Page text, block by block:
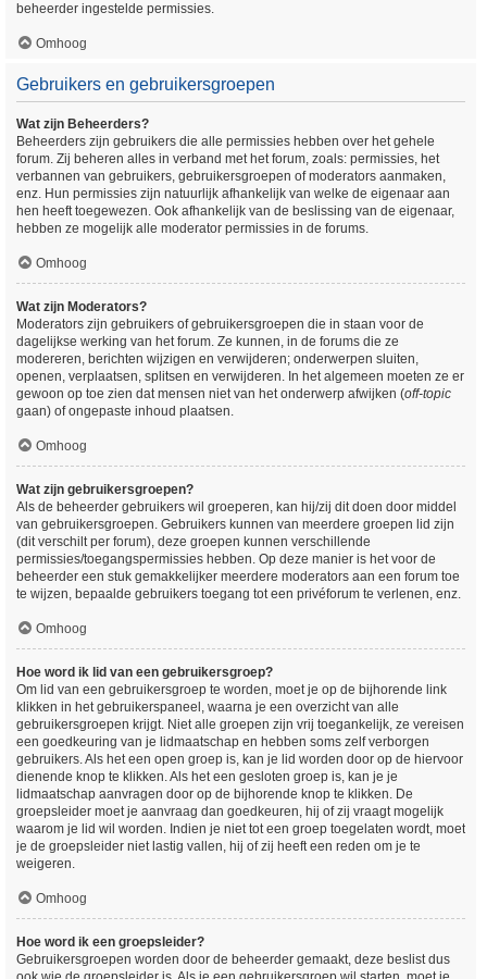
beheerder ingestelde permissies.
Omhoog
Gebruikers en gebruikersgroepen
Wat zijn Beheerders?
Beheerders zijn gebruikers die alle permissies hebben over het gehele
forum. Zij beheren alles in verband met het forum, zoals: permissies, het
verbannen van gebruikers, gebruikersgroepen of moderators aanmaken,
enz. Hun permissies zijn natuurlijk afhankelijk van welke de eigenaar aan
hen heeft toegewezen. Ook afhankelijk van de beslissing van de eigenaar,
hebben ze mogelijk alle moderator permissies in de forums.
Omhoog
Wat zijn Moderators?
Moderators zijn gebruikers of gebruikersgroepen die in staan voor de
dagelijkse werking van het forum. Ze kunnen, in de forums die ze
modereren, berichten wijzigen en verwijderen; onderwerpen sluiten,
openen, verplaatsen, splitsen en verwijderen. In het algemeen moeten ze er
gewoon op toe zien dat mensen niet van het onderwerp afwijken (off-topic
gaan) of ongepaste inhoud plaatsen.
Omhoog
Wat zijn gebruikersgroepen?
Als de beheerder gebruikers wil groeperen, kan hij/zij dit doen door middel
van gebruikersgroepen. Gebruikers kunnen van meerdere groepen lid zijn
(dit verschilt per forum), deze groepen kunnen verschillende
permissies/toegangspermissies hebben. Op deze manier is het voor de
beheerder een stuk gemakkelijker meerdere moderators aan een forum toe
te wijzen, bepaalde gebruikers toegang tot een privéforum te verlenen, enz.
Omhoog
Hoe word ik lid van een gebruikersgroep?
Om lid van een gebruikersgroep te worden, moet je op de bijhorende link
klikken in het gebruikerspaneel, waarna je een overzicht van alle
gebruikersgroepen krijgt. Niet alle groepen zijn vrij toegankelijk, ze vereisen
een goedkeuring van je lidmaatschap en hebben soms zelf verborgen
gebruikers. Als het een open groep is, kan je lid worden door op de hiervoor
dienende knop te klikken. Als het een gesloten groep is, kan je je
lidmaatschap aanvragen door op de bijhorende knop te klikken. De
groepsleider moet je aanvraag dan goedkeuren, hij of zij vraagt mogelijk
waarom je lid wil worden. Indien je niet tot een groep toegelaten wordt, moet
je de groepsleider niet lastig vallen, hij of zij heeft een reden om je te
weigeren.
Omhoog
Hoe word ik een groepsleider?
Gebruikersgroepen worden door de beheerder gemaakt, deze beslist dus